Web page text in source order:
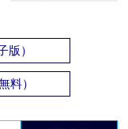
版）
料）